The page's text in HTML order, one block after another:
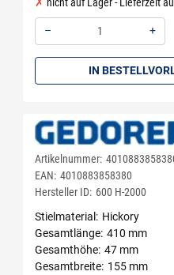
–
+
IN
Artikelnummer:
EAN: 4010883858380
Hersteller ID: 600 H-2000
Stielmaterial
Hickory
Gesamtlänge 410 mm
Gesamthöhe 47 mm
Gesamtbreite 155 mm